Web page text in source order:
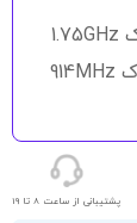
پشتیبانی از ساعت 8 تا 19